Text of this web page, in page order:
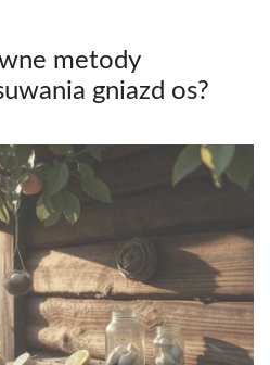
metody
gniazd os?